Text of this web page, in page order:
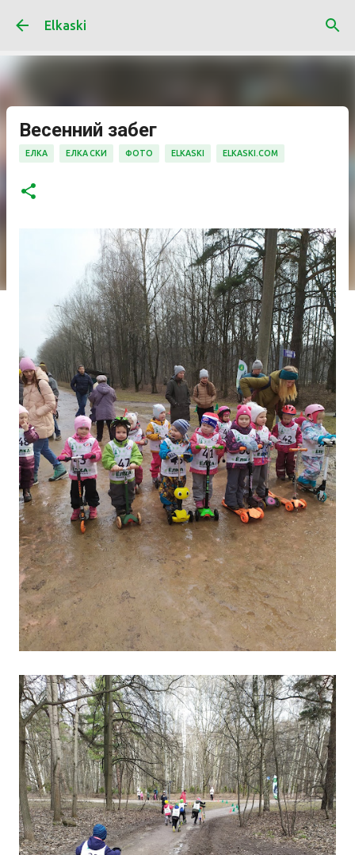
Elkaski
Весенний забег
ЕЛКА ЕЛКА СКИ ФОТО ELKASKI ELKASKI.COM